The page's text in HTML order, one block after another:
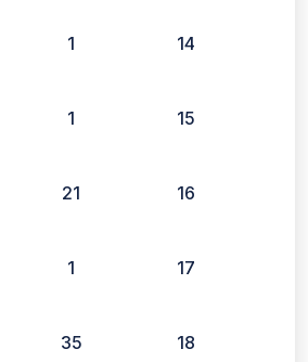
1 14
1 15
21 16
1 17
35 18